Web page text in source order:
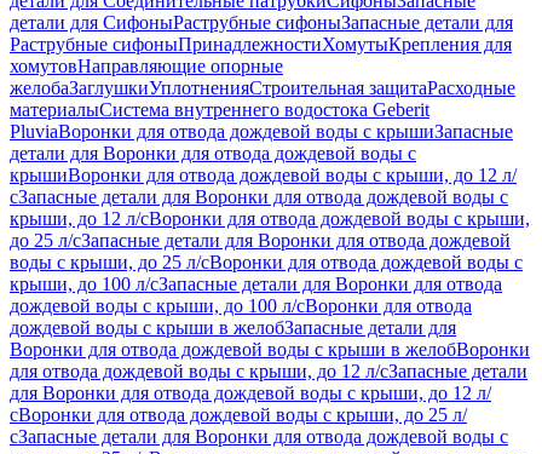
детали для СифоныРаструбные сифоныЗапасные детали для
Раструбные сифоныПринадлежностиХомутыКрепления для
хомутовНаправляющие опорные
желобаЗаглушкиУплотненияСтроительная защитаРасходные
материалыСистема внутреннего водостока Geberit
PluviaВоронки для отвода дождевой воды с крышиЗапасные
детали для Воронки для отвода дождевой воды с
крышиВоронки для отвода дождевой воды с крыши, до 12 л/
сЗапасные детали для Воронки для отвода дождевой воды с
крыши, до 12 л/сВоронки для отвода дождевой воды с крыши,
до 25 л/сЗапасные детали для Воронки для отвода дождевой
воды с крыши, до 25 л/сВоронки для отвода дождевой воды с
крыши, до 100 л/сЗапасные детали для Воронки для отвода
дождевой воды с крыши, до 100 л/сВоронки для отвода
дождевой воды с крыши в желобЗапасные детали для
Воронки для отвода дождевой воды с крыши в желобВоронки
для отвода дождевой воды с крыши, до 12 л/сЗапасные детали
для Воронки для отвода дождевой воды с крыши, до 12 л/
сВоронки для отвода дождевой воды с крыши, до 25 л/
сЗапасные детали для Воронки для отвода дождевой воды с